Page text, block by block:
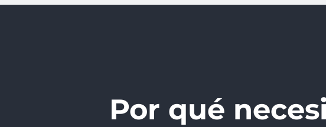
Por qué